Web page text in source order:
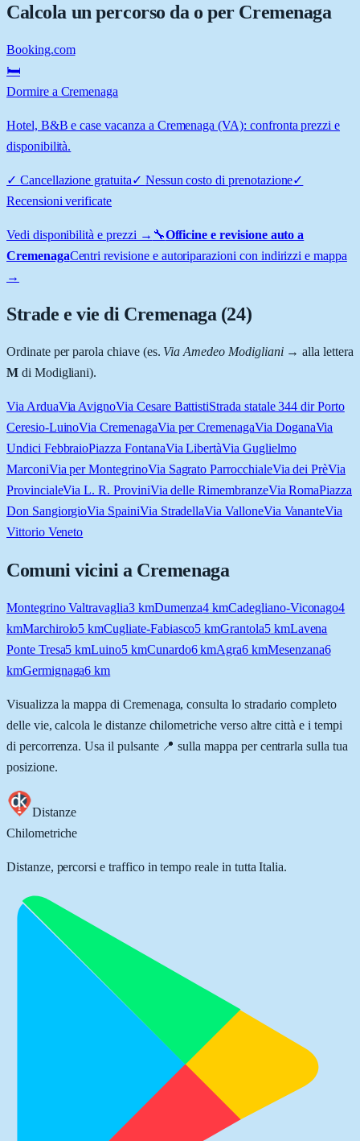
Calcola un percorso da o per Cremenaga
Booking.com
🛏️
Dormire a Cremenaga
Hotel, B&B e case vacanza a Cremenaga (VA): confronta prezzi e
disponibilità.
✓ Cancellazione gratuita✓ Nessun costo di prenotazione✓
Recensioni verificate
Vedi disponibilità e prezzi → 🔧Officine e revisione auto a
CremenagaCentri revisione e autoriparazioni con indirizzi e mappa
→
Strade e vie di Cremenaga (24)
Ordinate per parola chiave (es. Via Amedeo Modigliani→ alla lettera
Mdi Modigliani).
Via ArduaVia AvignoVia Cesare BattistiStrada statale 344 dir Porto
Ceresio-LuinoVia CremenagaVia per CremenagaVia DoganaVia
Undici FebbraioPiazza FontanaVia LibertàVia Guglielmo
MarconiVia per MontegrinoVia Sagrato ParrocchialeVia dei PrèVia
ProvincialeVia L. R. ProviniVia delle RimembranzeVia RomaPiazza
Don SangiorgioVia SpainiVia StradellaVia ValloneVia VananteVia
Vittorio Veneto
Comuni vicini a Cremenaga
Montegrino Valtravaglia3kmDumenza4 kmCadegliano-Viconago4
kmMarchirolo5 kmCugliate-Fabiasco5 kmGrantola5kmLavena
Ponte Tresa5 kmLuino5 kmCunardo6kmAgra6 kmMesenzana6
kmGermignaga6 km
Visualizza la mappa di Cremenaga, consulta lo stradario completo
delle vie, calcola le distanze chilometriche verso altre città e i tempi
di percorrenza. Usa il pulsante 📍 sulla mappa per centrarla sulla tua
posizione.
Distanze
Chilometriche
Distanze, percorsi e traffico in tempo reale in tutta Italia.